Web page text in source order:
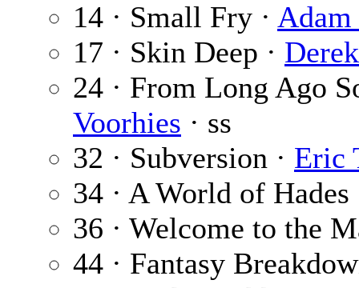
14 · Small Fry ·
17 · Skin Deep ·
24 · From Long Ago
Voorhies · ss
32 · Subversion · Eric
34 · A World of
36 · Welcome to the
44 · Fantasy